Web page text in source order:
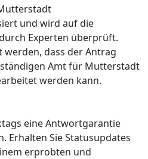
und wird auf die
Experten überprüft.
dass der Antrag
Amt für Mutterstadt
werden kann.
eine Antwortgarantie
Erhalten Sie Statusupdates
erprobten und